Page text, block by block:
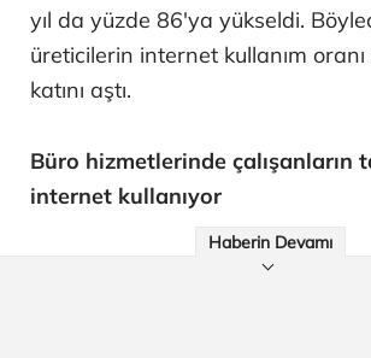
yıl da yüzde 86'ya yükseldi.
üreticilerin internet kullanım oranı
katını aştı.
Büro hizmetlerinde çalışanların
internet kullanıyor
Haberin Devamı